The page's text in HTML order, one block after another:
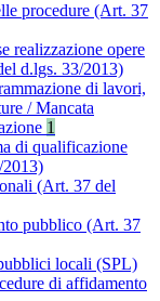
procedure (Art. 37
realizzazione opere
d.lgs. 33/2013)
di lavori,
/ Mancata
1
di qualificazione
(Art. 37 del
pubblico (Art. 37
locali (SPL)
di affidamento